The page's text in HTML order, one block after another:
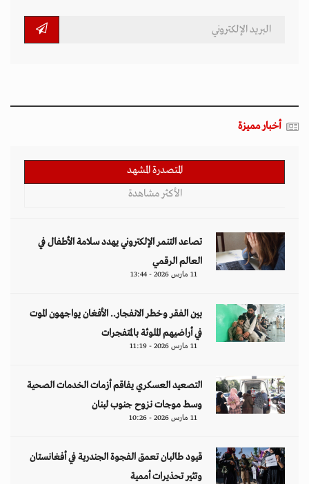
أخبار مميزة
المتصدرة المشهد
الأكثر مشاهدة
تصاعد التنمر الإلكتروني يهدد سلامة الأطفال في
العالم الرقمي
11 مارس 2026 - 13:44
بين الفقر وخطر الانفجار.. الأفغان يواجهون الموت
في أراضيهم الملوثة بالمتفجرات
11 مارس 2026 - 11:19
التصعيد العسكري يفاقم أزمات الخدمات الصحية
وسط موجات نزوح جنوب لبنان
11 مارس 2026 - 10:26
قيود طالبان تعمق الفجوة الجندرية في أفغانستان
وتثير تحذيرات أممية